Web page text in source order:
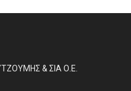
& ΣΙΑ Ο.Ε.